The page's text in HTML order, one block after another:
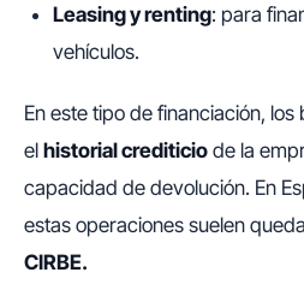
Leasing y renting: para
vehículos.
En este tipo de financiación,
el historial crediticio de la
capacidad de devolución. En
estas operaciones suelen
CIRBE.